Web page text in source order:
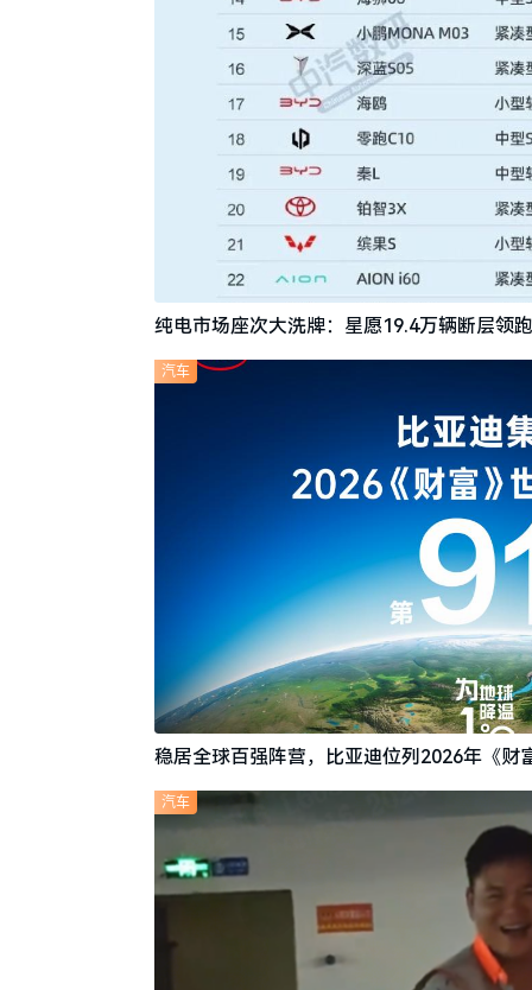
纯电市场座次大洗牌：星愿19.4万辆断层领
稳居全球百强阵营，比亚迪位列2026年《财
汽车
汽车